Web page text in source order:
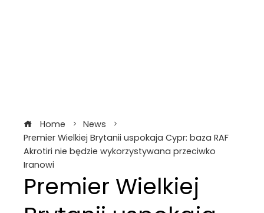
Home
News
Premier Wielkiej Brytanii uspokaja Cypr: baza RAF
Akrotiri nie będzie wykorzystywana przeciwko
Iranowi
Premier Wielkiej